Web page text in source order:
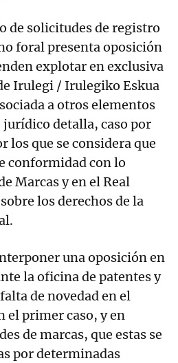
de solicitudes de registro
foral presenta oposición
explotar en exclusiva
Irulegi / Irulegiko Eskua
a otros elementos
detalla, caso por
los que se considera que
conformidad con lo
Marcas y en el Real
los derechos de la
una oposición en
la oficina de patentes y
de novedad en el
el primer caso, y en
de marcas, que estas se
por determinadas